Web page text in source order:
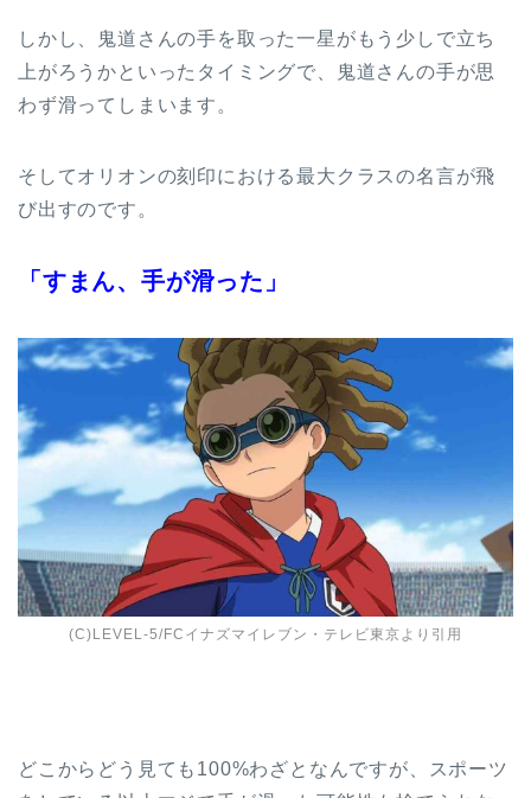
しかし、鬼道さんの手を取った一星がもう少しで立ち
上がろうかといったタイミングで、鬼道さんの手が思
わず滑ってしまいます。
そしてオリオンの刻印における最大クラスの名言が飛
び出すのです。
「すまん、手が滑った」
(C)LEVEL-5/FCイナズマイレブン・テレビ東京より引用
どこからどう見ても100%わざとなんですが、スポーツ